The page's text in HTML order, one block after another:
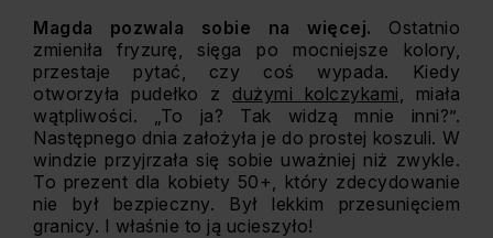
Magda pozwala sobie na więcej. Ostatnio
zmieniła fryzurę, sięga po mocniejsze kolory,
przestaje pytać, czy coś wypada. Kiedy
otworzyła pudełko z dużymi kolczykami, miała
wątpliwości. „To ja? Tak widzą mnie inni?”.
Następnego dnia założyła je do prostej koszuli. W
windzie przyjrzała się sobie uważniej niż zwykle.
To prezent dla kobiety 50+, który zdecydowanie
nie był bezpieczny. Był lekkim przesunięciem
granicy. I właśnie to ją ucieszyło!